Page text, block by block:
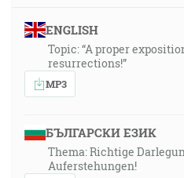
ENGLISH
Topic: “A proper
resurrections!”
MP3
БЪЛГАРСКИ ЕЗИК
Thema: Richtige
Auferstehungen!